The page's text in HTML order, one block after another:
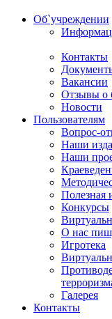
Об`учреждении
Контакты
Вакансии
Отзывы о
Новости
Пользователям
Вопрос-
Наши
Наши
Полезная
Конкурсы
О нас
Игротека
Галерея
Контакты